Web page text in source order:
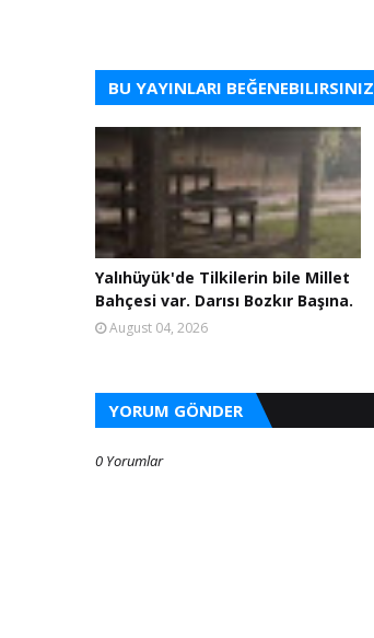
BU YAYINLARI BEĞENEBILIRSINIZ
Yalıhüyük'de Tilkilerin bile Millet
Bahçesi var. Darısı Bozkır Başına.
August 04, 2026
YORUM GÖNDER
0 Yorumlar